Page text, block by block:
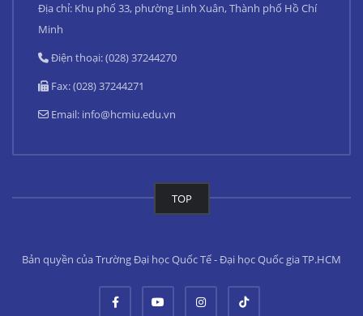
Địa chỉ: Khu phố 33, phường Linh Xuân, Thành phố Hồ Chí
Minh
Điện thoại: (028) 37244270
Fax: (028) 37244271
Email: info@hcmiu.edu.vn
TOP
Bản quyền của Trường Đại học Quốc Tế - Đại học Quốc gia TP.HCM